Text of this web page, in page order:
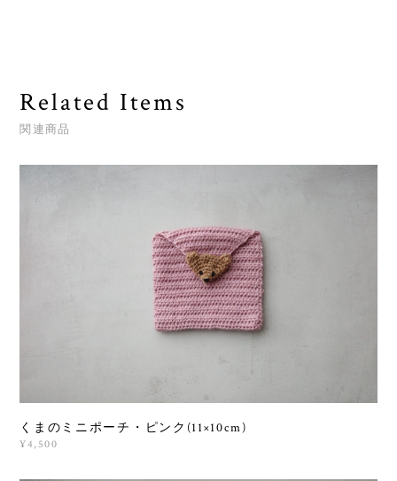
Related Items
関連商品
くまのミニポーチ・ピンク(11×10cm)
¥4,500